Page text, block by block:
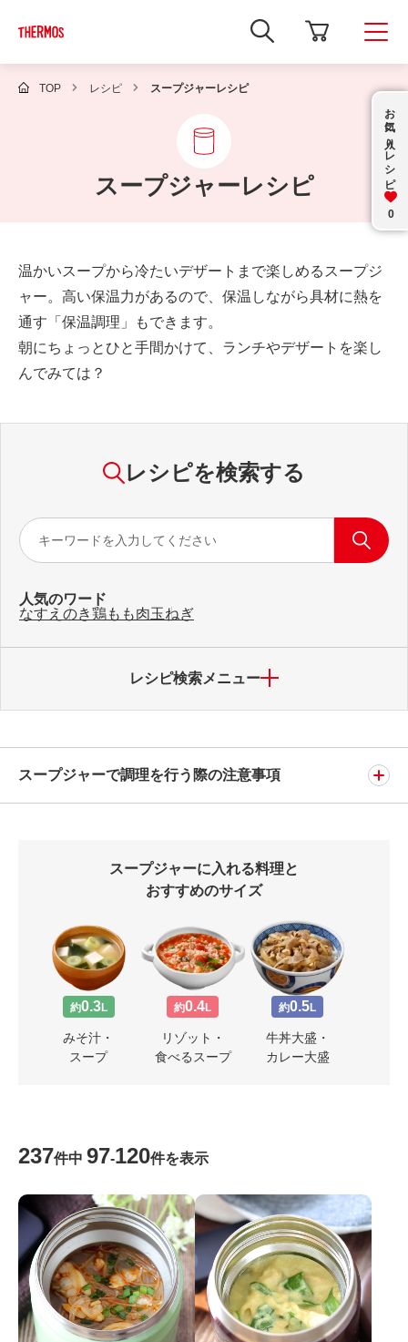
新
し
ウ
イ
開
き
ま
TOP レシピ スープジャーレシピ
スープジャーレシピ
お気に入り
レシピ
0
温かいスープから冷たいデザートまで楽しめるスープジ
ャー。高い保温力があるので、保温しながら具材に熱を
通す「保温調理」もできます。
朝にちょっとひと手間かけて、ランチやデザートを楽し
んでみては？
レシピを検索する
人気のワード
なす えのき鶏もも肉玉ねぎ
レシピ検索メニュー
スープジャーで調理を行う際の注意事項
スープジャーに入れる料理と
おすすめのサイズ
約0.3L
みそ汁・
スープ
約0.4L
リゾット・
食べるスープ
約0.5L
牛丼大盛・
カレー大盛
237件中 97-120件を表示